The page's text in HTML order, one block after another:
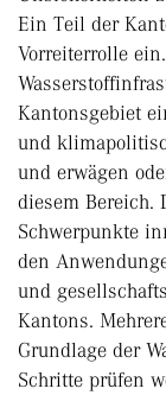
Ein Teil der
Vorreiterrolle
Kantonsgebiet
und
und erwägen
diesem Bereich.
Schwerpunkte
den
und
Kantons.
Grundlage der
Schritte prüfen